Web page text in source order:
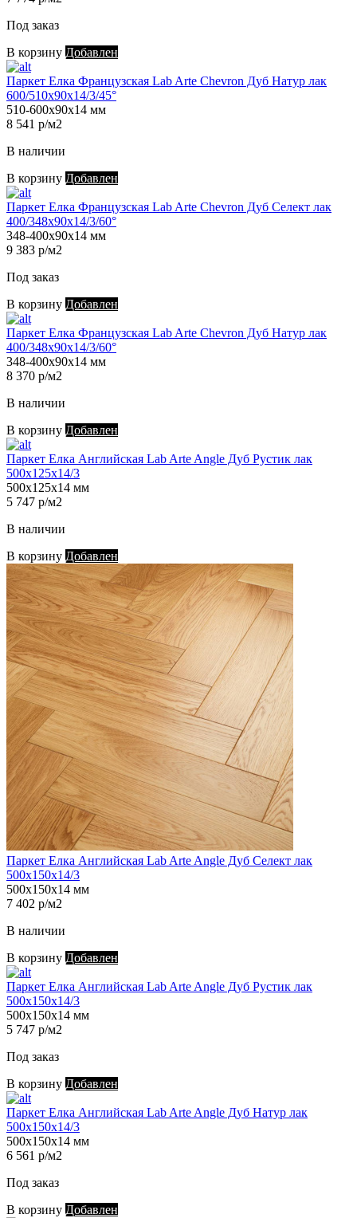
Под заказ
В корзину Добавлен
Паркет Елка Французская Lab Arte Chevron Дуб Натур лак
600/510х90х14/3/45°
510-600х90х14 мм
8 541 р/м2
В наличии
В корзину Добавлен
Паркет Елка Французская Lab Arte Chevron Дуб Селект лак
400/348х90х14/3/60°
348-400х90х14 мм
9 383 р/м2
Под заказ
В корзину Добавлен
Паркет Елка Французская Lab Arte Chevron Дуб Натур лак
400/348х90х14/3/60°
348-400х90х14 мм
8 370 р/м2
В наличии
В корзину Добавлен
Паркет Елка Английская Lab Arte Angle Дуб Рустик лак
500х125х14/3
500х125х14 мм
5 747 р/м2
В наличии
В корзину Добавлен
Паркет Елка Английская Lab Arte Angle Дуб Селект лак
500х150х14/3
500х150х14 мм
7 402 р/м2
В наличии
В корзину Добавлен
Паркет Елка Английская Lab Arte Angle Дуб Рустик лак
500х150х14/3
500х150х14 мм
5 747 р/м2
Под заказ
В корзину Добавлен
Паркет Елка Английская Lab Arte Angle Дуб Натур лак
500х150х14/3
500х150х14 мм
6 561 р/м2
Под заказ
В корзину Добавлен